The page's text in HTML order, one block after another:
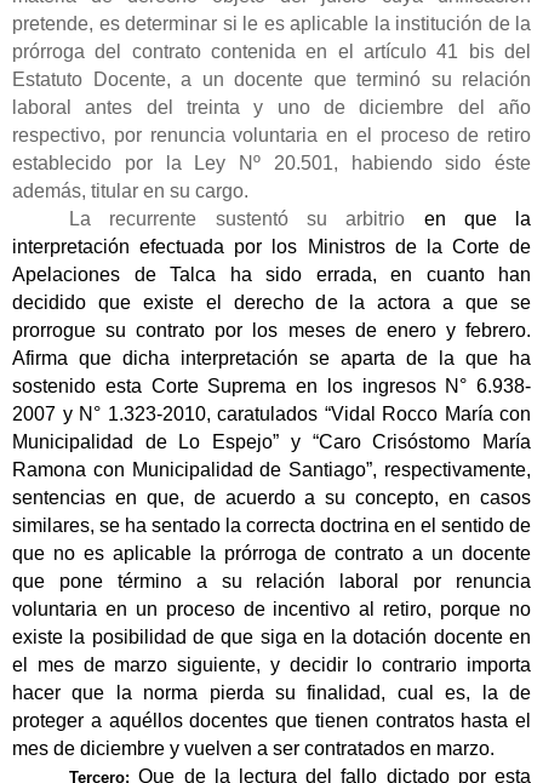
pretende, es determinar si le es aplicable la institución de la
prórroga del contrato contenida en el artículo 41 bis del
Estatuto Docente, a un docente que terminó su relación
laboral antes del treinta y uno de diciembre del año
respectivo, por renuncia voluntaria en el proceso de retiro
establecido por la Ley Nº 20.501, habiendo sido éste
además, titular en su cargo.
La recurrente sustentó su arbitrio en que la
interpretación efectuada por los Ministros de la Corte de
Apelaciones de Talca ha sido errada, en cuanto han
decidido que existe el derecho de la actora a que se
prorrogue su contrato por los meses de enero y febrero.
Afirma que dicha interpretación se aparta de la que ha
sostenido esta Corte Suprema en los ingresos N° 6.938-
2007 y N° 1.323-2010, caratulados “Vidal Rocco María con
Municipalidad de Lo Espejo” y “Caro Crisóstomo María
Ramona con Municipalidad de Santiago”, respectivamente,
sentencias en que, de acuerdo a su concepto, en casos
similares, se ha sentado la correcta doctrina en el sentido de
que no es aplicable la prórroga de contrato a un docente
que pone término a su relación laboral por renuncia
voluntaria en un proceso de incentivo al retiro, porque no
existe la posibilidad de que siga en la dotación docente en
el mes de marzo siguiente, y decidir lo contrario importa
hacer que la norma pierda su finalidad, cual es, la de
proteger a aquéllos docentes que tienen contratos hasta el
mes de diciembre y vuelven a ser contratados en marzo.
Tercero:Que de la lectura del fallo dictado por esta